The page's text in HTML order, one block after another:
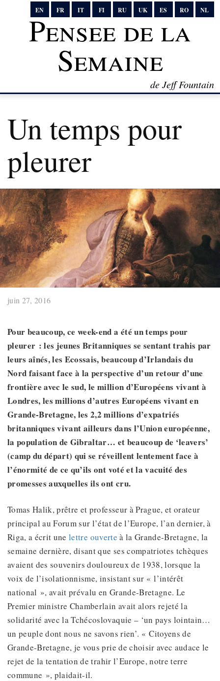
EN FR IT FI RU UK ES RO NL
Pensee de la
Semaine
de Jeff Fountain
Un temps pour
pleurer
juin 27, 2016
Pour beaucoup, ce week-end a été un temps pour
pleurer :les jeunes Britanniques se sentant trahis par
leurs aînés, les Ecossais, beaucoup d’Irlandais du
Nord faisant face à la perspective d’un retour d’une
frontière avec le sud, le million d’Européens vivant à
Londres, les millions d’autres Européens vivant en
Grande-Bretagne, les 2,2 millions d’expatriés
britanniques vivant ailleurs dans l’Union européenne,
la population de Gibraltar… et beaucoup de ‘leavers’
(camp du départ) qui se réveillent lentement face à
l’énormité de ce qu’ils ont voté et la vacuité des
promesses auxquelles ils ont cru.
Tomas Halik, prêtre et professeur à Prague, et orateur
principal au Forum sur l’état de l’Europe, l’an dernier, à
Riga, a écrit unelettre ouverte à la Grande-Bretagne, la
semaine dernière, disant que ses compatriotes tchèques
avaient des souvenirs douloureux de 1938, lorsque la
voix de l’isolationnisme, insistant sur « l’intérêt
national », avait prévalu en Grande-Bretagne. Le
Premier ministre Chamberlain avait alors rejeté la
solidarité avec la Tchécoslovaquie – ‘un pays lointain…
un peuple dont nous ne savons rien’. « Citoyens de
Grande-Bretagne, je vous prie de choisir avec audace le
rejet de la tentation de trahir l’Europe, notre terre
commune », plaidait-il.